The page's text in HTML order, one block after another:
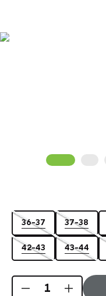
36-37 37-38
42-43 43-44